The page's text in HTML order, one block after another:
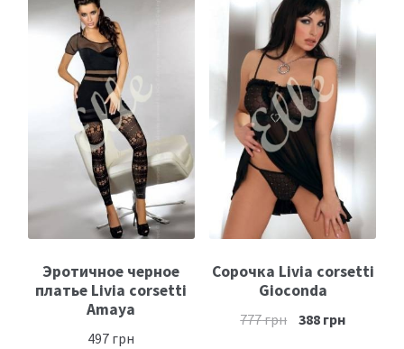
Эротичное черное
платье Livia corsetti
Amaya
497 грн
Сорочка Livia corsetti
Gioconda
777грн 388 грн